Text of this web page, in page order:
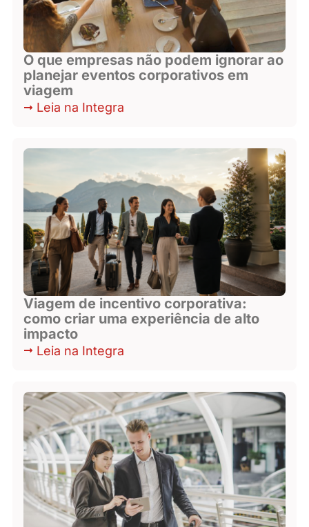
O que empresas não podem ignorar ao
planejar eventos corporativos em
viagem
Leia na Integra
Viagem de incentivo corporativa:
como criar uma experiência de alto
impacto
Leia na Integra